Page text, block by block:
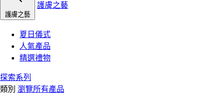
護膚之藝
護膚之藝
夏日儀式
人氣產品
精選禮物
探索系列
類別 瀏覽所有產品